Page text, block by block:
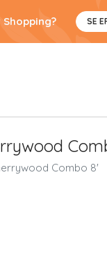
SE
Combo 8'